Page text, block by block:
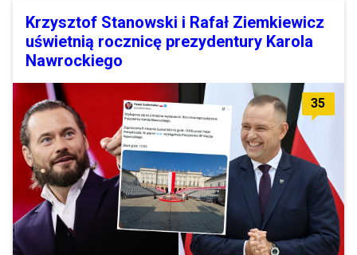
Krzysztof Stanowski i Rafał Ziemkiewicz
uświetnią rocznicę prezydentury Karola
Nawrockiego
35